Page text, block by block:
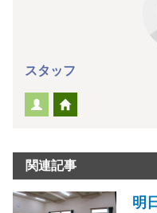
スタッフ
関連記事
明